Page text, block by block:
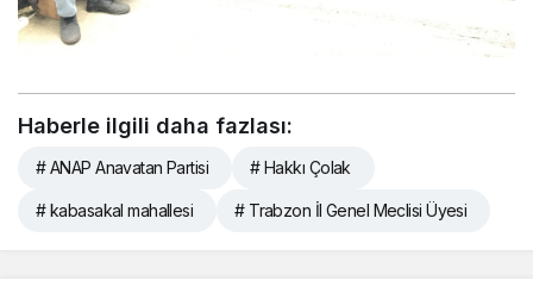
y
e
Haberle ilgili daha fazlası:
# ANAP Anavatan Partisi # Hakkı Çolak
# kabasakal mahallesi # Trabzon İl Genel Meclisi Üyesi